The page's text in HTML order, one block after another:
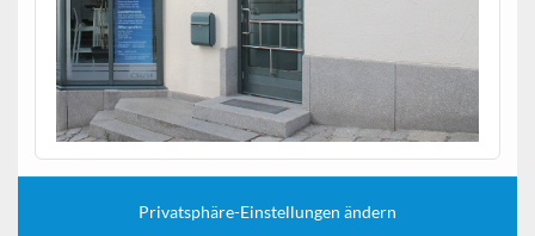
Privatsphäre-Einstellungen ändern